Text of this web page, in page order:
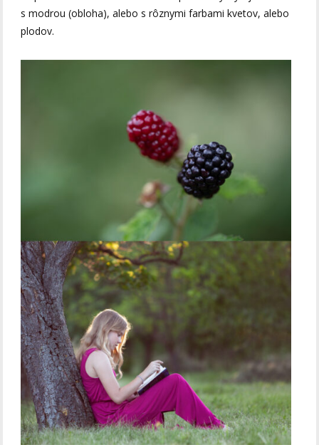
s modrou (obloha), alebo s rôznymi farbami kvetov, alebo
plodov.